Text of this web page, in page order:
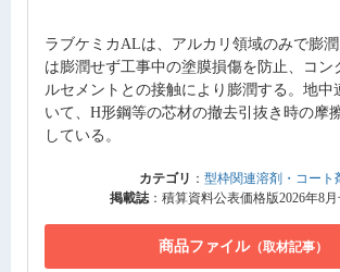
ラブケミカALは、アルカリ領域のみで膨
は膨潤せず工事中の塗膜損傷を防止、コン
ルセメントとの接触により膨潤する。地中
いて、H形鋼等の芯材の撤去引抜き時の摩
している。
カテゴリ ： 型枠関連溶剤・コート
掲載誌 ：積算資料公表価格版2026年8
商品ファイル（取材記事）